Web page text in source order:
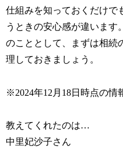
仕組みを知っておくだけで
うときの安心感が違います
のこととして、まずは相続
理しておきましょう。
※2024年12月18日時点の情
教えてくれたのは…
中里妃沙子さん